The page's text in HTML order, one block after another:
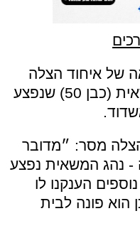
של איחוד הצלה
העניקו סיוע ראשוני לנהג משאית (כבן 50) שנפצע
מסר: ״מדובר
נהג המשאית נפצע
הענקנו לו
הוא פונה לבית